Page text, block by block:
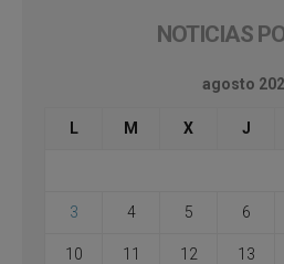
NOTICIAS
agosto
L M X J
3 4 5 6
10 11 12 13